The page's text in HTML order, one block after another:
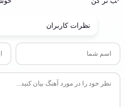
نظرات کاربران